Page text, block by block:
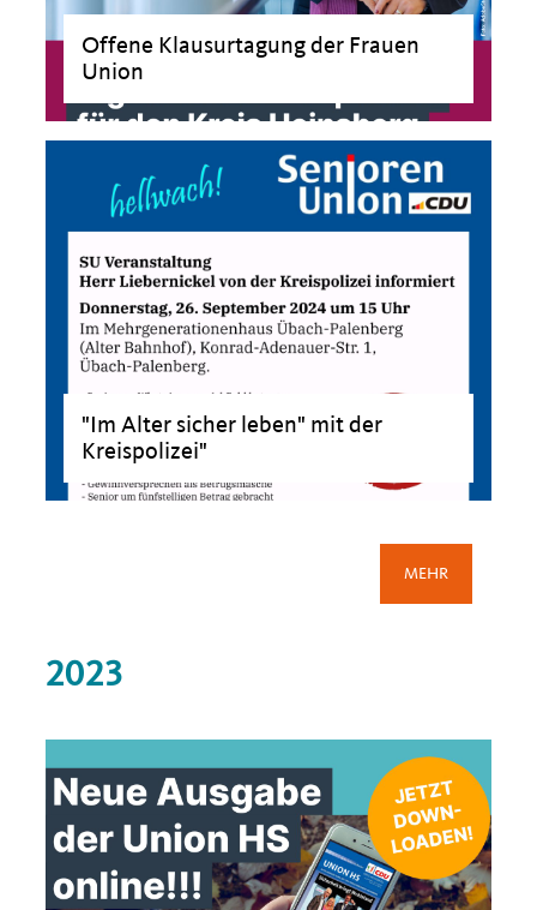
Offene Klausurtagung der Frauen
Union
"Im Alter sicher leben" mit der
Kreispolizei"
MEHR
2023